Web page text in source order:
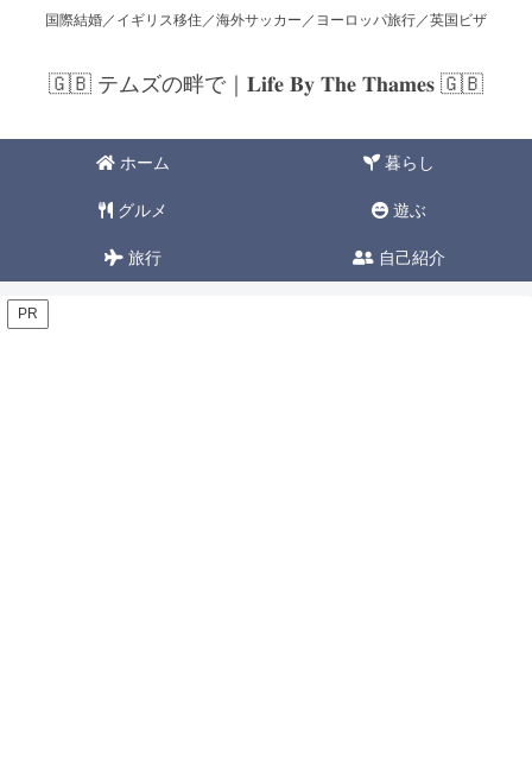
国際結婚／イギリス移住／海外サッカー／ヨーロッパ旅行／英国ビザ
🇬🇧 テムズの畔で｜𝐋𝐢𝐟𝐞 𝐁𝐲 𝐓𝐡𝐞 𝐓𝐡𝐚𝐦𝐞𝐬 🇬🇧
ホーム 暮らし
グルメ 遊ぶ
旅行 自己紹介
PR